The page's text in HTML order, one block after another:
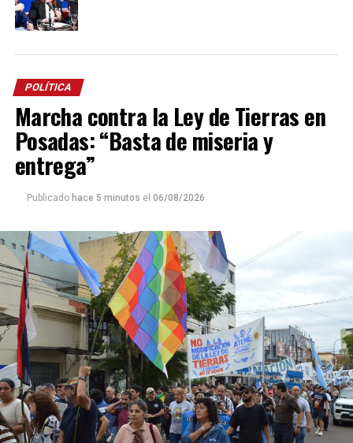
POLÍTICA
Marcha contra la Ley de Tierras en
Posadas: “Basta de miseria y
entrega”
Publicado hace 5 minutos el 06/08/2026